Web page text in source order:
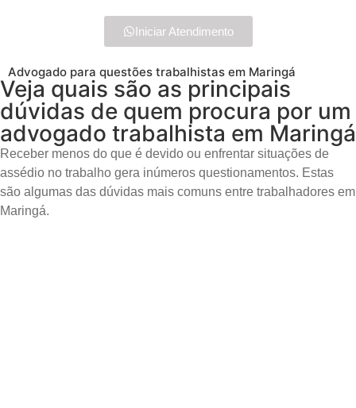
Iniciar Atendimento
Advogado para questões trabalhistas em Maringá
Veja quais são as principais
dúvidas de quem procura por um
advogado trabalhista em Maringá
Receber menos do que é devido ou enfrentar situações de
assédio no trabalho gera inúmeros questionamentos. Estas
são algumas das dúvidas mais comuns entre trabalhadores em
Maringá.